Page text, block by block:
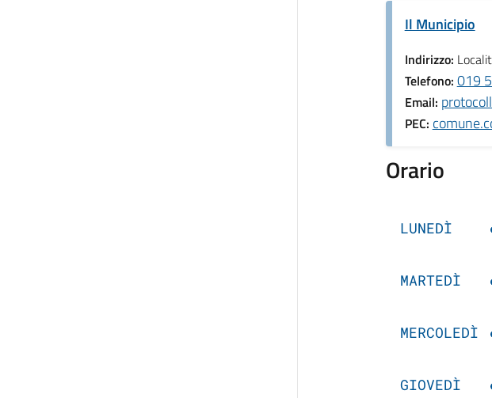
Il Municipio
Indirizzo:
Telefono: 019
Email:
PEC:
Orario
LUNEDÌ
MARTEDÌ
MERCOLEDÌ
GIOVEDÌ